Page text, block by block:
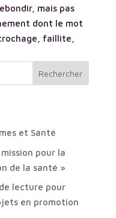
mais pas
dont le mot
faillite,
Rechercher
et Santé
pour la
de la santé »
lecture pour
en promotion